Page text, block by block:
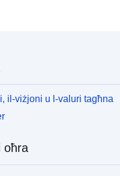
il-viżjoni u l-valuri tagħna
oħra